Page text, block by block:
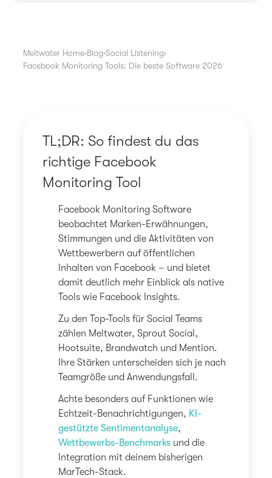
Meltwater Home›Blog›Social Listening›
Facebook Monitoring Tools: Die beste Software 2026
TL;DR: So findest du das
richtige Facebook
Monitoring Tool
Facebook Monitoring Software
beobachtet Marken-Erwähnungen,
Stimmungen und die Aktivitäten von
Wettbewerbern auf öffentlichen
Inhalten von Facebook – und bietet
damit deutlich mehr Einblick als native
Tools wie Facebook Insights.
Zu den Top-Tools für Social Teams
zählen Meltwater, Sprout Social,
Hootsuite, Brandwatch und Mention.
Ihre Stärken unterscheiden sich je nach
Teamgröße und Anwendungsfall.
Achte besonders auf Funktionen wie
Echtzeit-Benachrichtigungen, KI-
gestützte Sentimentanalyse,
Wettbewerbs-Benchmarks und die
Integration mit deinem bisherigen
MarTech-Stack.